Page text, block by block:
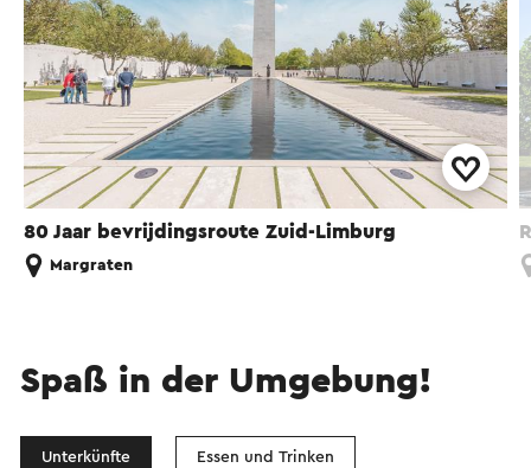
80 Jaar bevrijdingsroute Zuid-Limburg
Margraten
Spaß in der Umgebung!
Unterkünfte Essen und Trinken